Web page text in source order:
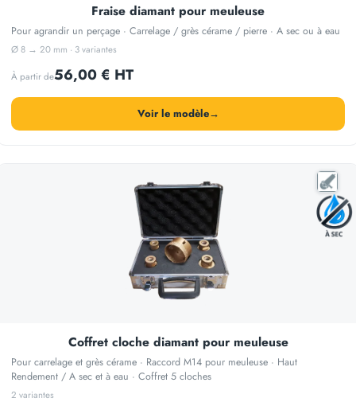
Fraise diamant pour meuleuse
Pour agrandir un perçage · Carrelage / grès cérame / pierre · A sec ou à eau
Ø 8 → 20 mm · 3 variantes
À partir de56,00 € HT
Voir le modèle→
Coffret cloche diamant pour meuleuse
Pour carrelage et grès cérame · Raccord M14 pour meuleuse · Haut
Rendement / A sec et à eau · Coffret 5 cloches
2 variantes